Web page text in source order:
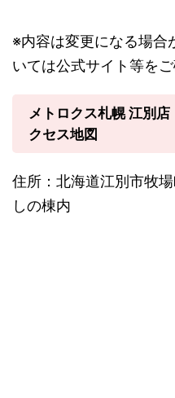
※内容は変更になる場合
いては公式サイト等をご
メトロクス札幌 江別
クセス地図
住所：北海道江別市牧
しの棟内